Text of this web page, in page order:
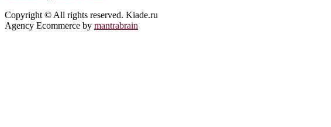
Copyright © All rights reserved. Kiade.ru
Agency Ecommerce by mantrabrain